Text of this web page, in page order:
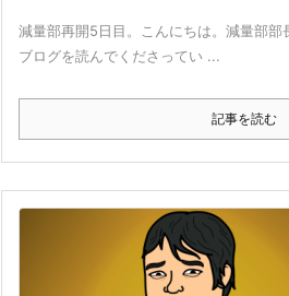
減量部再開5日目。こんにちは。減量部
ブログを読んでくださってい ...
記事を読む